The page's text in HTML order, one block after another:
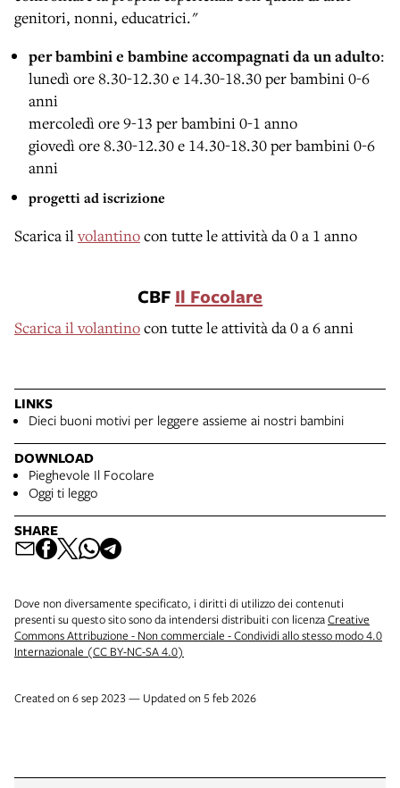
genitori, nonni, educatrici."
per bambini e bambine accompagnati da un adulto:
lunedì ore 8.30-12.30 e 14.30-18.30 per bambini 0-6
anni
mercoledì ore 9-13 per bambini 0-1 anno
giovedì ore 8.30-12.30 e 14.30-18.30 per bambini 0-6
anni
progetti ad iscrizione
Scarica ilvolantinocon tutte le attività da 0 a 1 anno
CBF Il Focolare
Scarica il volantinocon tutte le attività da 0 a 6 anni
LINKS
Dieci buoni motivi per leggere assieme ai nostri bambini
DOWNLOAD
Pieghevole Il Focolare
Oggi ti leggo
SHARE
Dove non diversamente specificato, i diritti di utilizzo dei contenuti
presenti su questo sito sono da intendersi distribuiti con licenzaCreative
Commons Attribuzione - Non commerciale - Condividi allo stesso modo 4.0
Internazionale (CC BY-NC-SA 4.0)
Created on 6 sep 2023 — Updated on 5 feb 2026